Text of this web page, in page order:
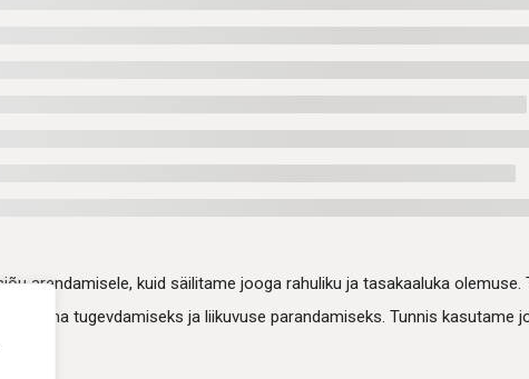
arendamisele, kuid säilitame jooga rahuliku ja tasakaaluka olemuse.
keha tugevdamiseks ja liikuvuse parandamiseks. Tunnis kasutame